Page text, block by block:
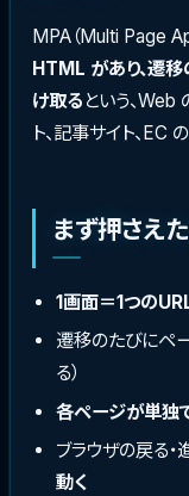
MPA（Multi Page
HTML があり、遷
け取る という、Web
ト、記事サイト、EC
まず押さえ
1画面＝1つの
遷移のたびにペ
る）
各ページが単独
ブラウザの戻る・
動く